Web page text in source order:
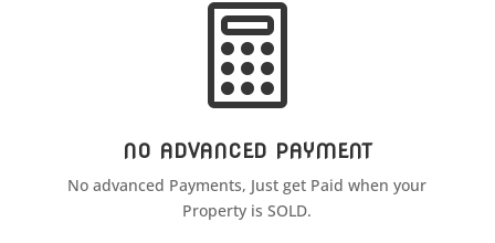

NO ADVANCED PAYMENT
No advanced Payments, Just get Paid when your
Property is SOLD.